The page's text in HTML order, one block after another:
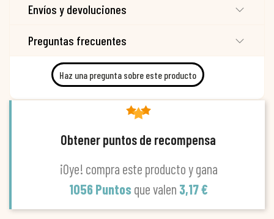
Envíos y devoluciones
Preguntas frecuentes
Haz una pregunta sobre este producto
Obtener puntos de recompensa
¡Oye! compra este producto y gana
1056 Puntos que valen 3,17 €